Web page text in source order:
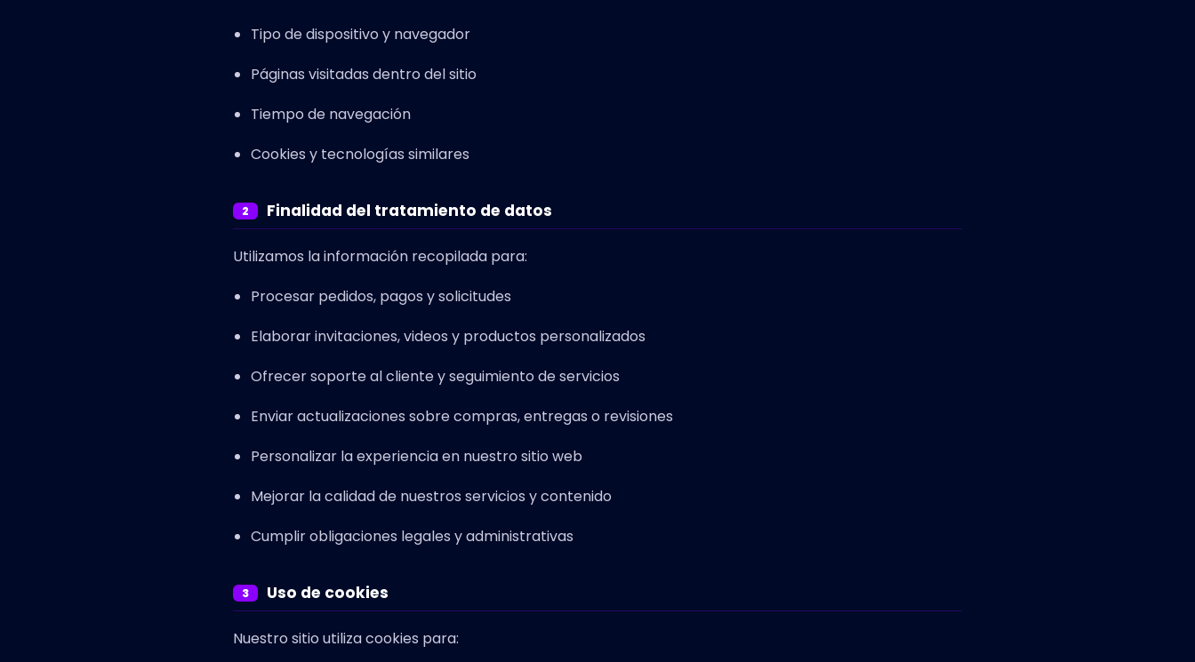
Tipo de dispositivo y navegador
Páginas visitadas dentro del sitio
Tiempo de navegación
Cookies y tecnologías similares
2 Finalidad del tratamiento de datos
Utilizamos la información recopilada para:
Procesar pedidos, pagos y solicitudes
Elaborar invitaciones, videos y productos personalizados
Ofrecer soporte al cliente y seguimiento de servicios
Enviar actualizaciones sobre compras, entregas o revisiones
Personalizar la experiencia en nuestro sitio web
Mejorar la calidad de nuestros servicios y contenido
Cumplir obligaciones legales y administrativas
3 Uso de cookies
Nuestro sitio utiliza cookies para: